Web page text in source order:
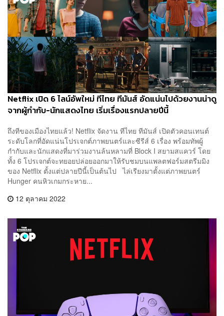
Netflix เปิด 6 ไลน์อัพใหม่ ทีไทย ทีมันส์ อัดแน่นไปด้วยงานน่าดู
จากผู้กำกับ-นักแสดงไทย เริ่มเรื่องแรกปลายปีนี้
ถึงทีของเมืองไทยแล้ว! Netflix จัดงาน ทีไทย ทีมันส์ เปิดตัวคอนเทนต์
ระดับโลกที่อัดแน่นโปรเจกต์ภาพยนตร์และซีรีส์ 6 เรื่อง พร้อมทัพผู้
กำกับและนักแสดงที่มาร่วมงานล้นหลามที่ Block I สยามสแควร์ โดย
ทั้ง 6 โปรเจกต์จะทยอยปล่อยออกมาให้รับชมบนแพลตฟอร์มสตรีมมิง
ของ Netflix ตั้งแต่ปลายปีนี้เป็นต้นไป ไล่เรียงมาตั้งแต่ภาพยนตร์
Hunger คนหิวเกมกระหาย...
12 ตุลาคม 2022